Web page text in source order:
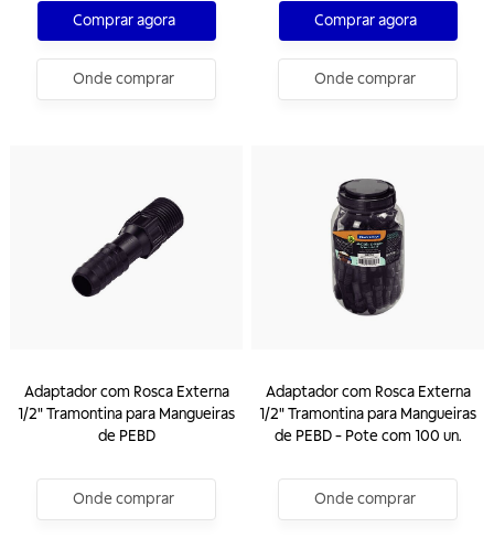
Comprar agora
Onde comprar
Comprar agora
Onde comprar
Adaptador com Rosca Externa
1/2" Tramontina para Mangueiras
de PEBD
Onde comprar
Adaptador com Rosca Externa
1/2" Tramontina para Mangueiras
de PEBD - Pote com 100 un.
Onde comprar